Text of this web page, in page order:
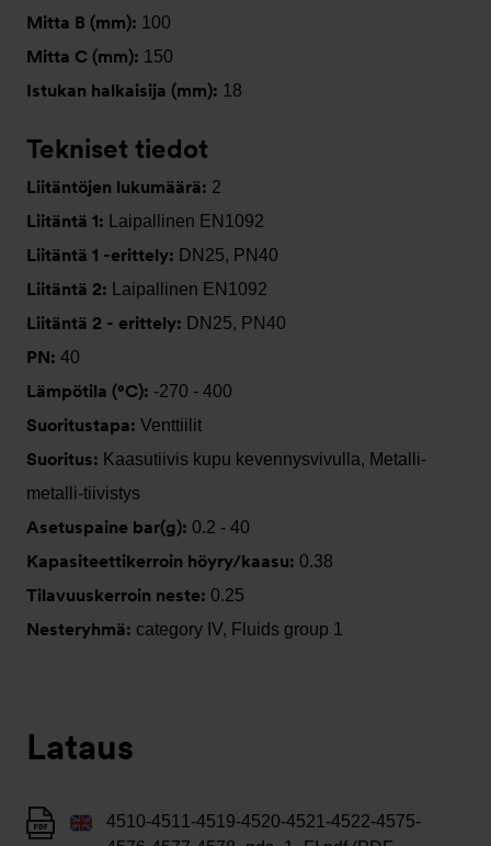
Mitta B (mm): 100
Mitta C (mm): 150
Istukan halkaisija (mm): 18
Tekniset tiedot
Liitäntöjen lukumäärä: 2
Liitäntä 1: Laipallinen EN1092
Liitäntä 1 -erittely: DN25, PN40
Liitäntä 2: Laipallinen EN1092
Liitäntä 2 - erittely: DN25, PN40
PN: 40
Lämpötila (°C): -270 - 400
Suoritustapa: Venttiilit
Suoritus: Kaasutiivis kupu kevennysvivulla, Metalli-
metalli-tiivistys
Asetuspaine bar(g): 0.2 - 40
Kapasiteettikerroin höyry/kaasu: 0.38
Tilavuuskerroin neste: 0.25
Nesteryhmä: category IV, Fluids group 1
Lataus
4510-4511-4519-4520-4521-4522-4575-